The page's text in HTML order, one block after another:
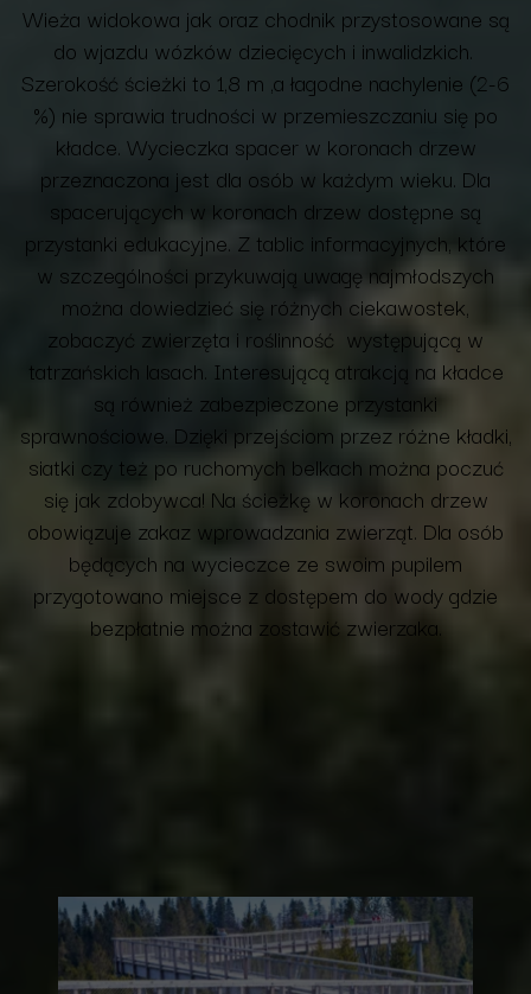
Wieża widokowa jak oraz chodnik przystosowane są
do wjazdu wózków dziecięcych i inwalidzkich.
Szerokość ścieżki to 1,8 m ,a łagodne nachylenie (2-6
%) nie sprawia trudności w przemieszczaniu się po
kładce. Wycieczka spacer w koronach drzew
przeznaczona jest dla osób w każdym wieku. Dla
spacerujących w koronach drzew dostępne są
przystanki edukacyjne. Z tablic informacyjnych, które
w szczególności przykuwają uwagę najmłodszych
można dowiedzieć się różnych ciekawostek,
zobaczyć zwierzęta i roślinność występującą w
tatrzańskich lasach. Interesującą atrakcją na kładce
są również zabezpieczone przystanki
sprawnościowe. Dzięki przejściom przez różne kładki,
siatki czy też po ruchomych belkach można poczuć
się jak zdobywca! Na ścieżkę w koronach drzew
obowiązuje zakaz wprowadzania zwierząt. Dla osób
będących na wycieczce ze swoim pupilem
przygotowano miejsce z dostępem do wody gdzie
bezpłatnie można zostawić zwierzaka.